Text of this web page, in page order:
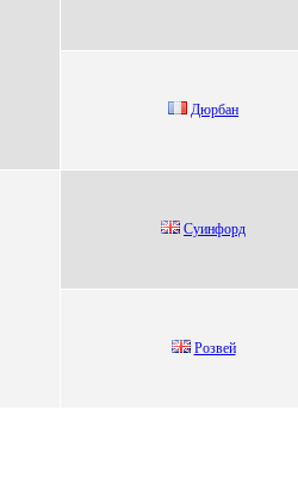
Дюpбан
Cуинфорд
Рoзвeй